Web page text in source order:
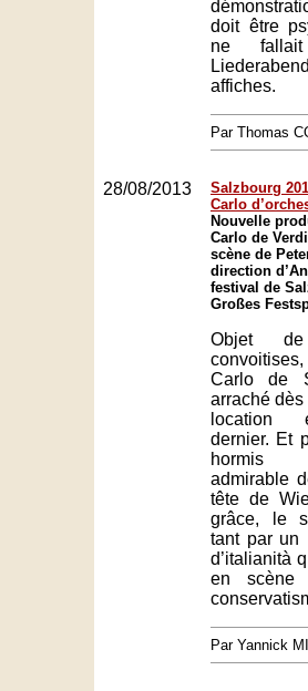
doit être
ne
affiches.
Par Thomas
28/08/2013
Salzbourg
Carlo
Nouvelle
Carlo de
scène de
direction
festival de
Großes
Objet
Carlo de
arraché dès
location
dernier. Et
hormis
admirable
tête de
grâce, le
tant par un
d’italianità
en scène
Par Yannick